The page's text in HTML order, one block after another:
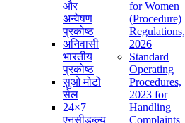
और
अन्वेषण
प्रकोष्ठ
अनिवासी
भारतीय
प्रकोष्ठ
सुओ मोटो
सेल
24×7
एनसीडब्ल्यू
for Women
(Procedure)
Regulations,
2026
Standard
Operating
Procedures,
2023 for
Handling
Complaints